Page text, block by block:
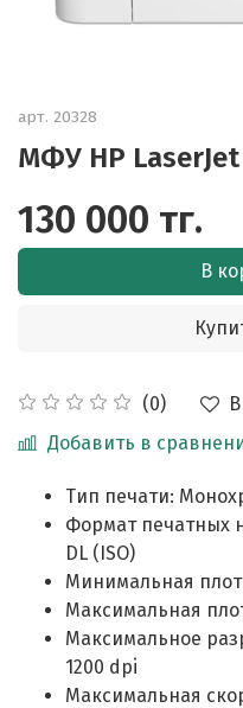
арт. 20328
МФУ HP
(0)
Добавить в
130 000 тг.
В
Тип печати:
Формат печатных
DL (ISO)
Минимальная
Максимальная
Максимальное
1200 dpi
Максимальная